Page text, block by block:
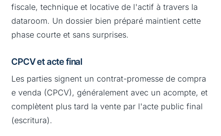
fiscale, technique et locative de l'actif à travers la
dataroom. Un dossier bien préparé maintient cette
phase courte et sans surprises.
CPCV et acte final
Les parties signent un contrat-promesse de compra
e venda (CPCV), généralement avec un acompte, et
complètent plus tard la vente par l'acte public final
(escritura).